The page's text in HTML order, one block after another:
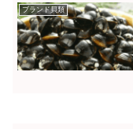
ブランド貝類